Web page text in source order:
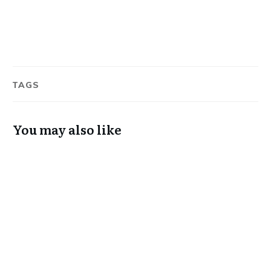
TAGS
You may also like